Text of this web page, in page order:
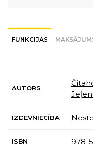
FUNKCIJAS
AUTORS
IZDEVNIECĪBA
ISBN 978-